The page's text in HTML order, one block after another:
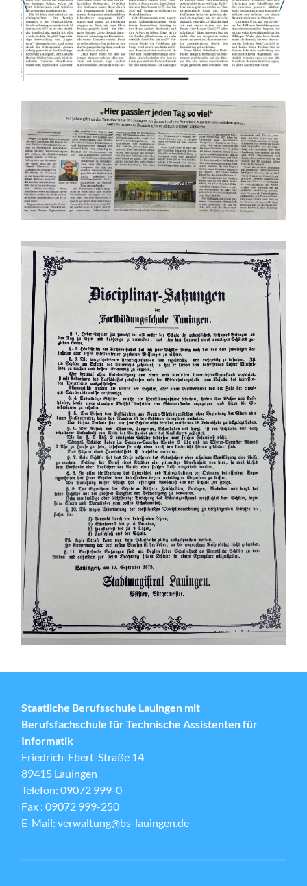
Staatliche Berufsschule Lauingen mit
Berufsfachschule für Technische Assistenten für
Informatik
Friedrich-Ebert-Straße 14
89415 Lauingen
Telefon: 09072 999-0
Fax : 09072 999-250
E-Mail: verwaltung@bs-lauingen.de